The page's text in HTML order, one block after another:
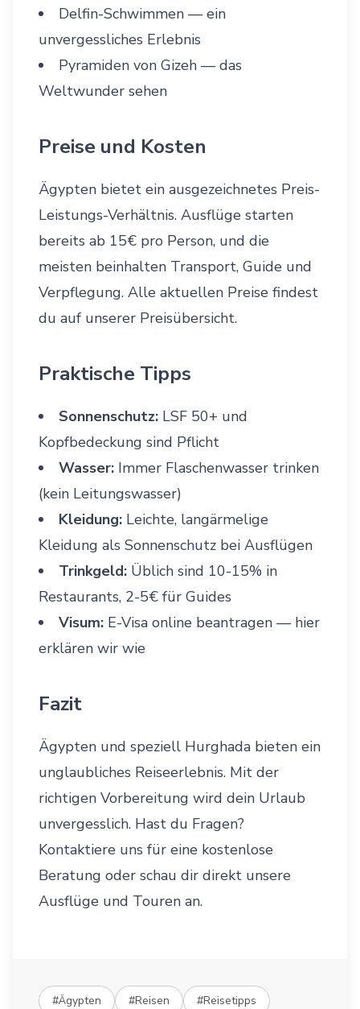
Delfin-Schwimmen — ein
unvergessliches Erlebnis
Pyramiden von Gizeh — das
Weltwunder sehen
Preise und Kosten
Ägypten bietet ein ausgezeichnetes Preis-
Leistungs-Verhältnis. Ausflüge starten
bereits ab 15€ pro Person, und die
meisten beinhalten Transport, Guide und
Verpflegung. Alle aktuellen Preise findest
du auf unserer Preisübersicht.
Praktische Tipps
Sonnenschutz: LSF 50+ und
Kopfbedeckung sind Pflicht
Wasser: Immer Flaschenwasser trinken
(kein Leitungswasser)
Kleidung: Leichte, langärmelige
Kleidung als Sonnenschutz bei Ausflügen
Trinkgeld: Üblich sind 10-15% in
Restaurants, 2-5€ für Guides
Visum: E-Visa online beantragen — hier
erklären wir wie
Fazit
Ägypten und speziell Hurghada bieten ein
unglaubliches Reiseerlebnis. Mit der
richtigen Vorbereitung wird dein Urlaub
unvergesslich. Hast du Fragen?
Kontaktiere uns für eine kostenlose
Beratung oder schau dir direkt unsere
Ausflüge und Touren an.
#Ägypten #Reisen #Reisetipps